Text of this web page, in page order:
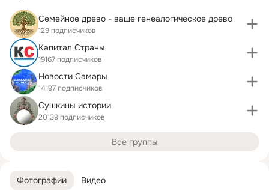
Фотографии Видео
Семейное древо - ваше генеалогическое древо
129 подписчиков
Капитал Страны
19167 подписчиков
Новости Самары
14197 подписчиков
Сушкины истории
20139 подписчиков
Все группы